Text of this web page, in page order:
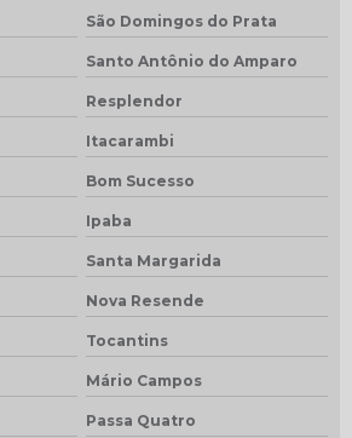
São Domingos do Prata
Santo Antônio do Amparo
Resplendor
Itacarambi
Bom Sucesso
Ipaba
Santa Margarida
Nova Resende
Tocantins
Mário Campos
Passa Quatro